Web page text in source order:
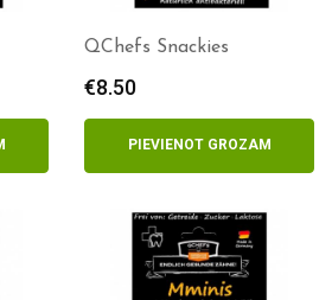
QChefs Snackies
€8.50
PIEVIENOT GROZAM